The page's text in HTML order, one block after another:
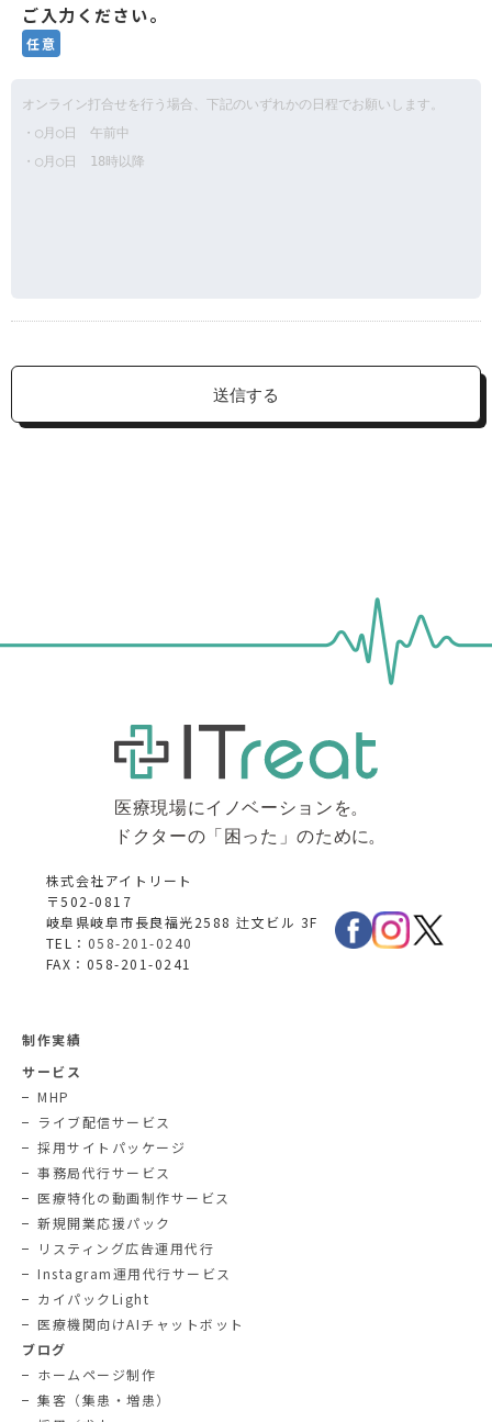
ご入力ください。
任意
株式会社アイトリート
〒502-0817
岐阜県岐阜市長良福光2588 辻文ビル 3F
TEL： 058-201-0240
FAX：058-201-0241
制作実績
サービス
MHP
ライブ配信サービス
採用サイトパッケージ
事務局代行サービス
医療特化の動画制作サービス
新規開業応援パック
リスティング広告運用代行
Instagram運用代行サービス
カイパックLight
医療機関向けAIチャットボット
ブログ
ホームページ制作
集客（集患・増患）